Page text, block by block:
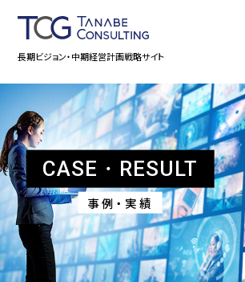
長期ビジョン・中期経営計画戦略サイト
CASE・RESULT
事例・実績